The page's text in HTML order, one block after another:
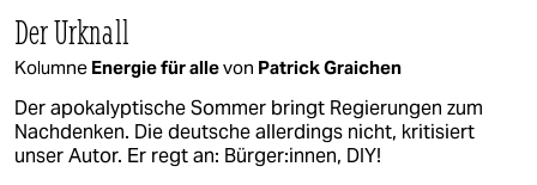
Der Urknall
Kolumne Energie für allevon Patrick Graichen
Der apokalyptische Sommer bringt Regierungen zum
Nachdenken. Die deutsche allerdings nicht, kritisiert
unser Autor. Er regt an: Bürger:innen, DIY!